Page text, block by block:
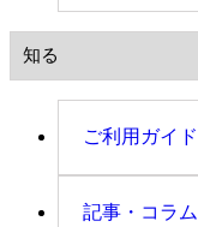
知る
ご利用ガイド
記事・コラ